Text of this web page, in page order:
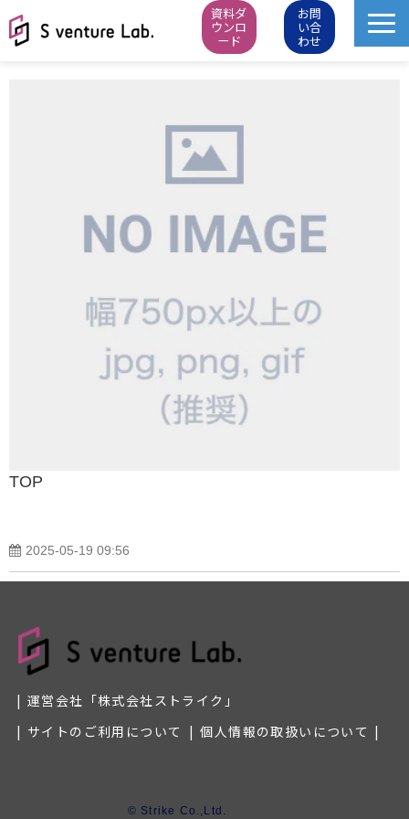
資料ダ
ウンロ
ード
お問
い合
わせ
スタートアップピッチ
M&Aニュース
お知らせ・イベントレポート
TOP
2025-05-19 09:56
運営会社「株式会社ストライク」
サイトのご利用について
個人情報の取扱いについて
© Strike Co.,Ltd.